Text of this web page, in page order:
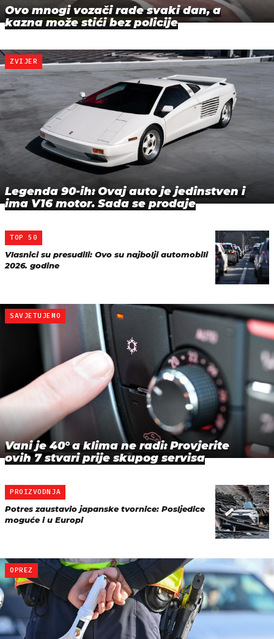
Ovo mnogi vozači rade svaki dan, a
kazna može stići bez policije
ZVIJER
Legenda 90-ih: Ovaj auto je jedinstven i
ima V16 motor. Sada se prodaje
TOP 50
Vlasnici su presudili: Ovo su najbolji automobili
2026. godine
SAVJETUJEMO
Vani je 40° a klima ne radi: Provjerite
ovih 7 stvari prije skupog servisa
PROIZVODNJA
Potres zaustavio japanske tvornice: Posljedice
moguće i u Europi
OPREZ